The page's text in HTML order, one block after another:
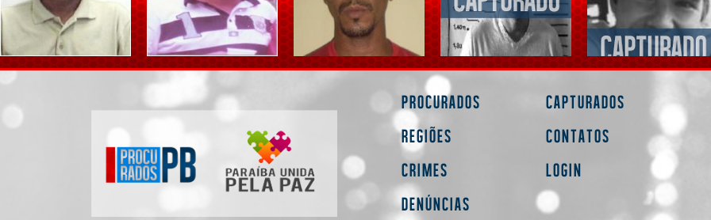
Procurados
Regiões
Crimes
Denúncias
Capturados
Contatos
Login